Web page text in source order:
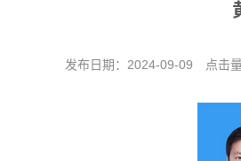
发布日期：2024-09-09 点击量